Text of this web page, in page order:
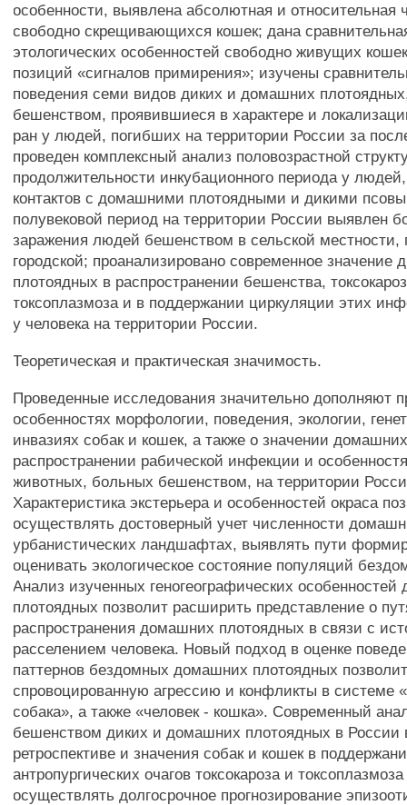
особенности, выявлена абсолютная и относительная
свободно скрещивающихся кошек; дана
этологических особенностей свободно живущих
позиций «сигналов примирения»; изучены
поведения семи видов диких и домашних
бешенством, проявившиеся в характере и
ран у людей, погибших на территории России за
проведен комплексный анализ половозрастной
продолжительности инкубационного периода у
контактов с домашними плотоядными и дикими
полувековой период на территории России выявлен
заражения людей бешенством в сельской местности,
городской; проанализировано современное
плотоядных в распространении бешенства,
токсоплазмоза и в поддержании циркуляции этих
у человека на территории России.
Теоретическая и практическая значимость.
Проведенные исследования значительно дополняют
особенностях морфологии, поведения, экологии,
инвазиях собак и кошек, а также о значении
распространении рабической инфекции и
животных, больных бешенством, на территории
Характеристика экстерьера и особенностей окраса
осуществлять достоверный учет численности
урбанистических ландшафтах, выявлять пути
оценивать экологическое состояние популяций
Анализ изученных геногеографических
плотоядных позволит расширить представление о
распространения домашних плотоядных в связи с
расселением человека. Новый подход в оценке
паттернов бездомных домашних плотоядных
спровоцированную агрессию и конфликты в системе
собака», а также «человек - кошка». Современный
бешенством диких и домашних плотоядных в России
ретроспективе и значения собак и кошек в
антропургических очагов токсокароза и
осуществлять долгосрочное прогнозирование